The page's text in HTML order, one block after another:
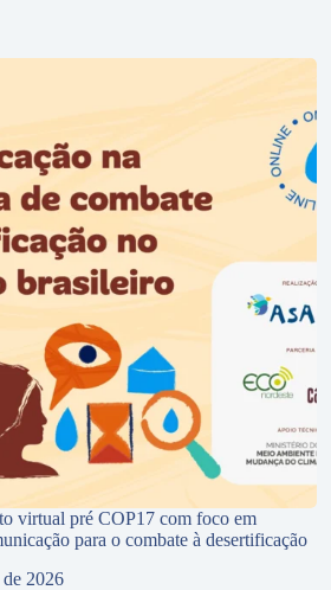
virtual pré COP17 com foco em
para o combate à desertificação
2026